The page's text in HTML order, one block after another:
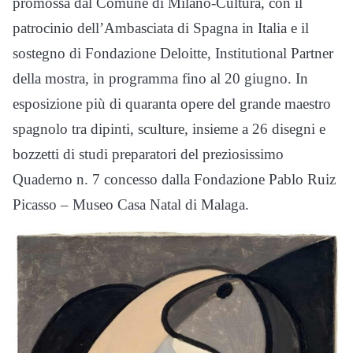
patrocinio dell’Ambasciata di Spagna in Italia e il
sostegno di Fondazione Deloitte, Institutional Partner
della mostra, in programma fino al 20 giugno. In
esposizione più di quaranta opere del grande maestro
spagnolo tra dipinti, sculture, insieme a 26 disegni e
bozzetti di studi preparatori del preziosissimo
Quaderno n. 7 concesso dalla Fondazione Pablo Ruiz
Picasso – Museo Casa Natal di Malaga.